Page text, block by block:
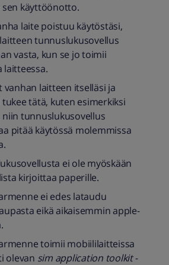
sen käyttöönotto.
laite poistuu käytöstäsi,
tunnuslukusovellus
vasta, kun se jo toimii
laitteessa.
vanhan laitteen itselläsi ja
tukee tätä, kuten esimerkiksi
niin tunnuslukusovellus
pitää käytössä molemmissa
ei ole myöskään
kirjoittaa paperille.
ei edes lataudu
eikä aikaisemmin apple-
toimii mobiililaitteissa
olevan sim application toolkit-